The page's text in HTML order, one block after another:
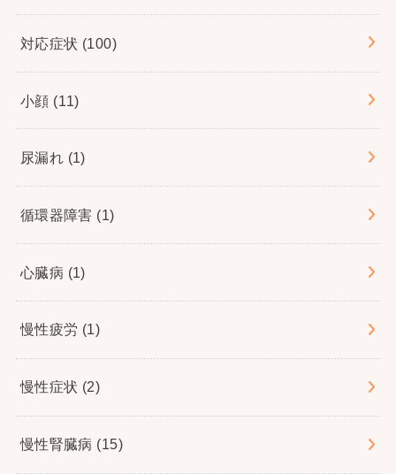
対応症状 (100)
小顔 (11)
尿漏れ (1)
循環器障害 (1)
心臓病 (1)
慢性疲労 (1)
慢性症状 (2)
慢性腎臓病 (15)